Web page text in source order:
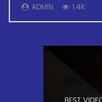
ADMIN 1.4K